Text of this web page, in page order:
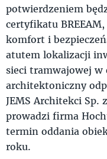
potwierdzeniem
certyfikatu
komfort i
atutem lokalizacji
sieci tramwajowej
architektoniczny
JEMS Architekci Sp.
prowadzi firma
termin oddania
roku.